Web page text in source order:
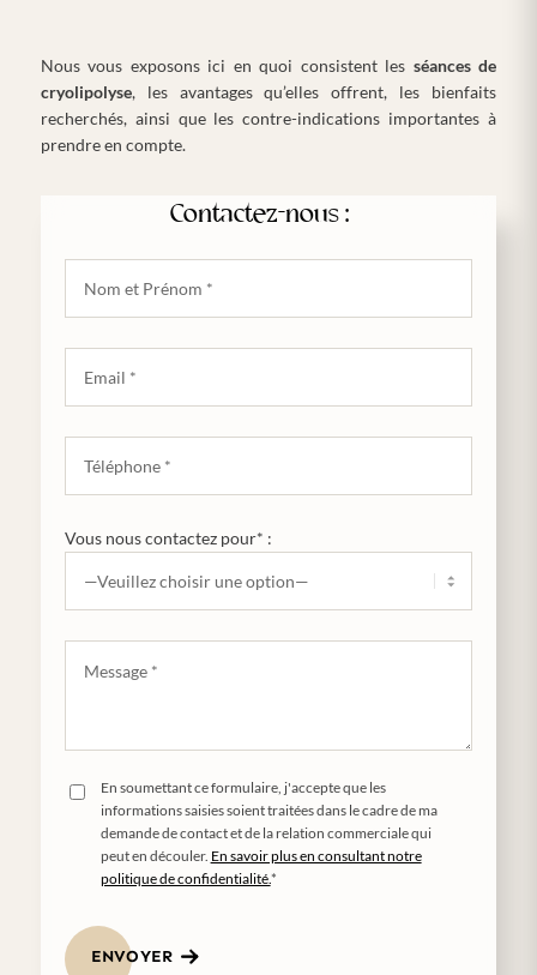
Nous vous exposons ici en quoi consistent les séances de
cryolipolyse, les avantages qu’elles offrent, les bienfaits
recherchés, ainsi que les contre-indications importantes à
prendre en compte.
Contactez-nous :
Vous nous contactez pour* :
En soumettant ce formulaire, j'accepte que les
informations saisies soient traitées dans le cadre de ma
demande de contact et de la relation commerciale qui
peut en découler. En savoir plus en consultant notre
politique de confidentialité.*
ENVOYER